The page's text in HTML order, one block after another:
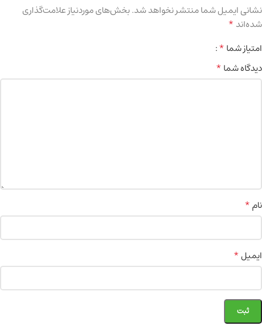
نشانی ایمیل شما منتشر نخواهد شد.بخش‌های موردنیاز علامت‌گذاری
شده‌اند*
امتیاز شما*
دیدگاه شما*
نام*
ایمیل*